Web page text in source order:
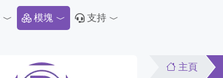
Toggle Dropdown
模塊 Toggle Dropdown
支持 Toggle Dropdown
主頁